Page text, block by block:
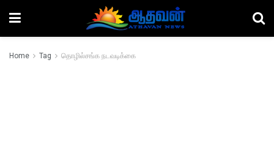
Home Tag தொழில்சங்க நடவடிக்கை